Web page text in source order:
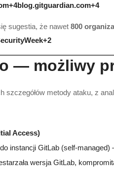
sugestia, że nawet 800
— możliwy
szczegółów metody ataku, z
Access)
instancji GitLab (self-managed)
wersja GitLab,